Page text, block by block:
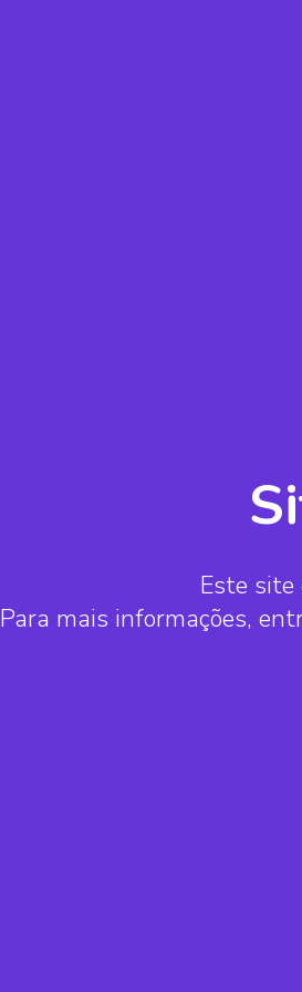
Este
Para mais informações,